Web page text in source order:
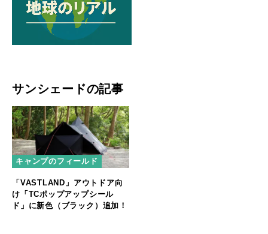
サンシェードの記事
キャンプのフィールド
「VASTLAND」アウトドア向
け「TCポップアップシール
ド」に新色（ブラック）追加！